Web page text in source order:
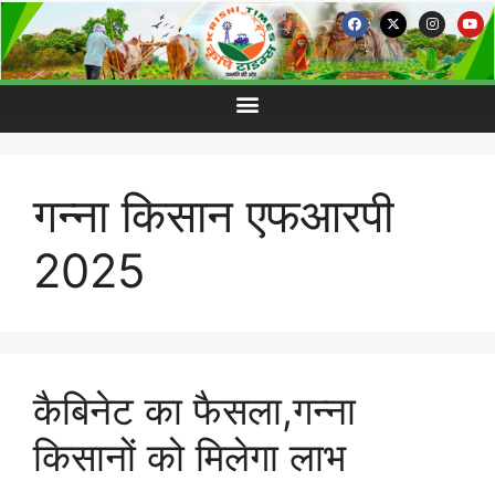
गन्ना किसान एफआरपी
2025
कैबिनेट का फैसला,गन्ना
किसानों को मिलेगा लाभ